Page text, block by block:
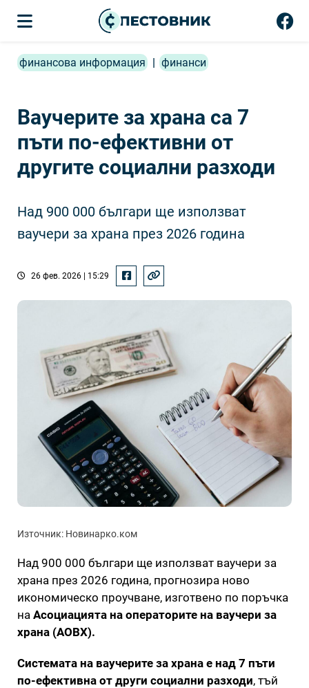
финансова информация | финанси
Ваучерите за храна са 7
пъти по-ефективни от
другите социални разходи
Над 900 000 българи ще използват
ваучери за храна през 2026 година
26 фев. 2026 | 15:29
Източник: Новинарко.ком
Над 900 000 българи ще използват ваучери за
храна през 2026 година, прогнозира ново
икономическо проучване, изготвено по поръчка
на Асоциацията на операторите на ваучери за
храна (АОВХ).
Системата на ваучерите за храна е над 7 пъти
по-ефективна от други социални разходи, тъй